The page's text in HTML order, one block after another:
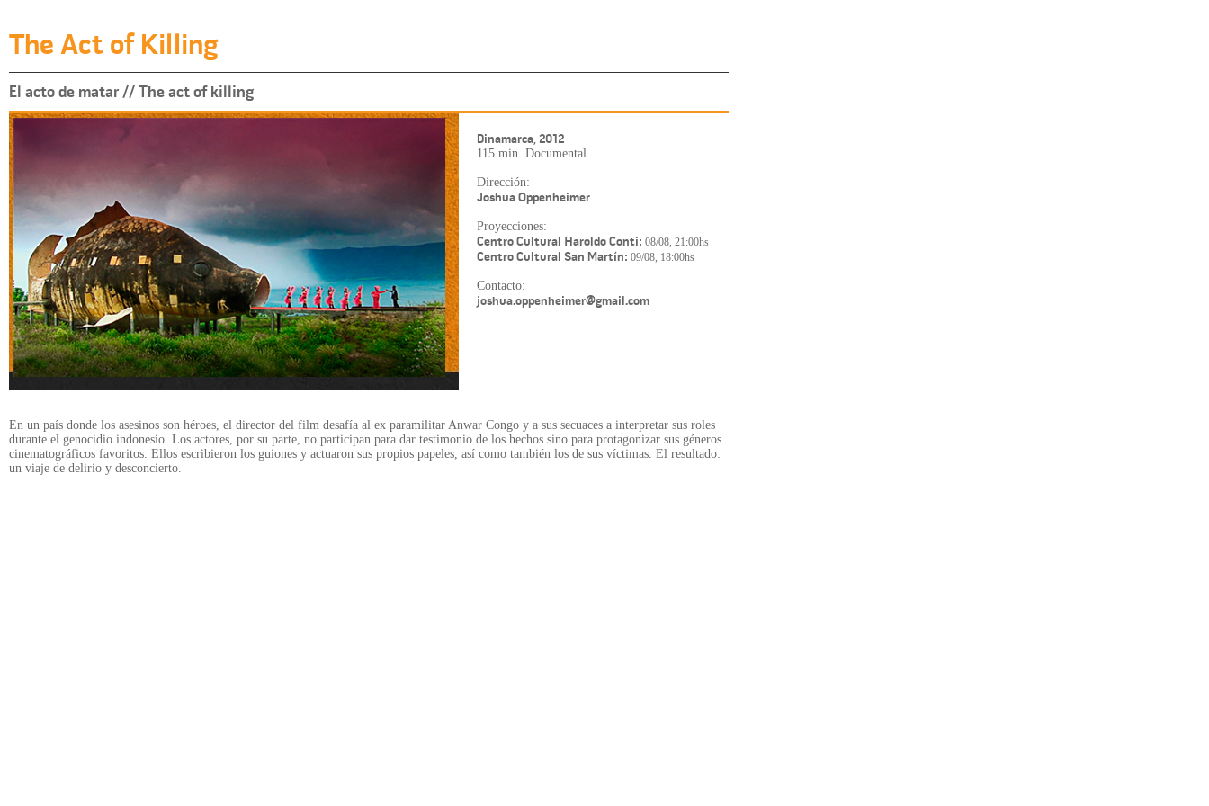
The Act of Killing
El acto de matar // The act of killing
Dinamarca, 2012
115 min. Documental
Dirección:
Joshua Oppenheimer
Proyecciones:
Centro Cultural Haroldo Conti: 08/08, 21:00hs
Centro Cultural San Martín: 09/08, 18:00hs
Contacto:
joshua.oppenheimer@gmail.com
En un país donde los asesinos son héroes, el director del film desafía al ex paramilitar Anwar Congo y a sus secuaces a interpretar sus roles
durante el genocidio indonesio. Los actores, por su parte, no participan para dar testimonio de los hechos sino para protagonizar sus géneros
cinematográficos favoritos. Ellos escribieron los guiones y actuaron sus propios papeles, así como también los de sus víctimas. El resultado:
un viaje de delirio y desconcierto.